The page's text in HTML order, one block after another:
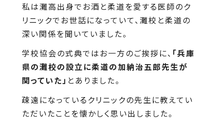
私は灘高出身でお酒と柔道を愛する医師のク
リニックでお世話になっていて、灘校と柔道の
深い関係を聞いていました。
学校協会の式典ではお一方のご挨拶に、 「兵庫
県の灘校の設立に柔道の加納治五郎先生が
関っていた」 とありました。
疎遠になっているクリニックの先生に教えてい
ただいたことを懐かしく思い出しました。